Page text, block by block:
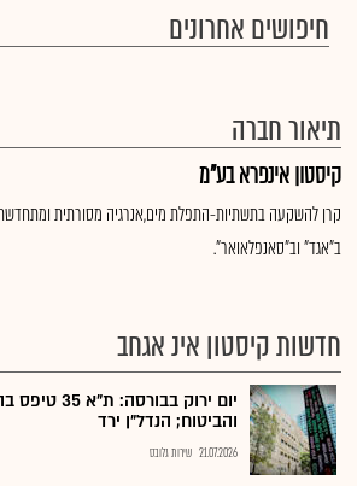
חיפושים אחרונים
תיאור חברה
קיסטון אינפרא בע"מ
קרן להשקעה בתשתיות-התפלת מים,אנרגיה מסורתית
ב"אגד" וב"סאנפלאואר".
חדשות קיסטון אינ אגחב
יום ירוק
והביטוח; הנדל"ן ירד
21.07.2026 שירות גלובס